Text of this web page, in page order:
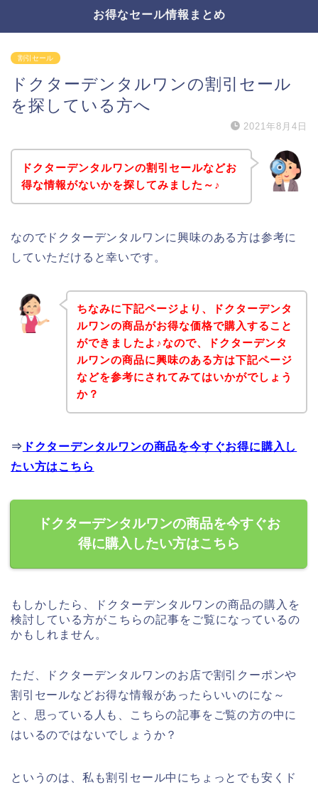
お得なセール情報まとめ
割引セール
ドクターデンタルワンの割引セール
を探している方へ
2021年8月4日
ドクターデンタルワンの割引セールなどお
得な情報がないかを探してみました～♪
なのでドクターデンタルワンに興味のある方は参考に
していただけると幸いです。
ちなみに下記ページより、ドクターデンタ
ルワンの商品がお得な価格で購入すること
ができましたよ♪なので、ドクターデンタ
ルワンの商品に興味のある方は下記ページ
などを参考にされてみてはいかがでしょう
か？
⇒ ドクターデンタルワンの商品を今すぐお得に購入し
たい方はこちら
ドクターデンタルワンの商品を今すぐお
得に購入したい方はこちら
もしかしたら、ドクターデンタルワンの商品の購入を
検討している方がこちらの記事をご覧になっているの
かもしれません。
ただ、ドクターデンタルワンのお店で割引クーポンや
割引セールなどお得な情報があったらいいのにな～
と、思っている人も、こちらの記事をご覧の方の中に
はいるのではないでしょうか？
というのは、私も割引セール中にちょっとでも安くド